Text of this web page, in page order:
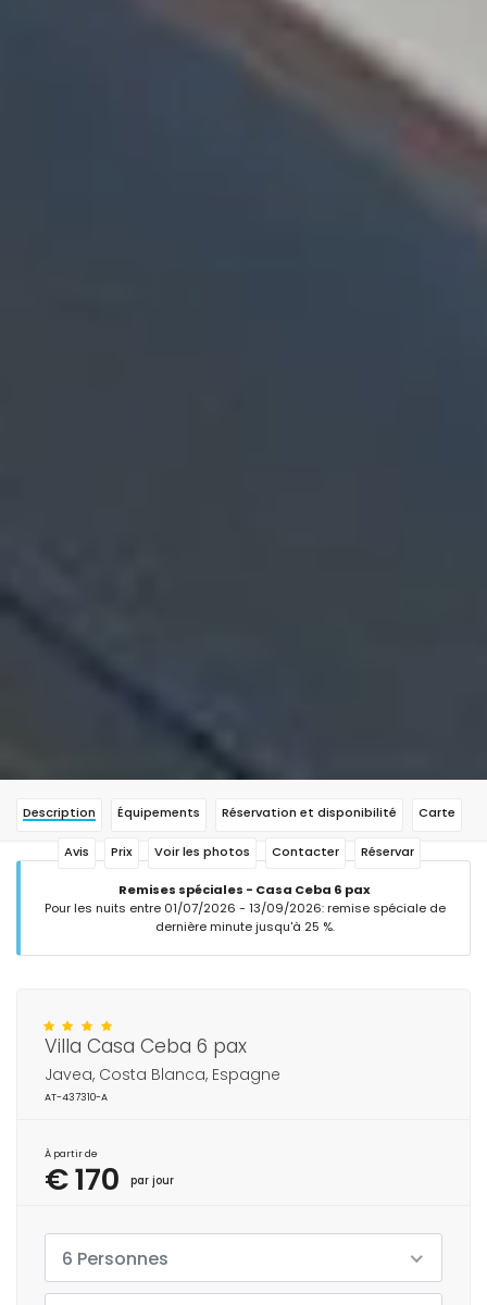
Description Équipements Réservation et disponibilité Carte
Avis Prix Voir les photos Contacter Réservar
Remises spéciales - Casa Ceba 6 pax
Pour les nuits entre 01/07/2026 - 13/09/2026: remise spéciale de
dernière minute jusqu'à 25 %.
Villa Casa Ceba 6 pax
Javea, Costa Blanca, Espagne
AT-437310-A
À partir de
€ 170 par jour
6 Personnes